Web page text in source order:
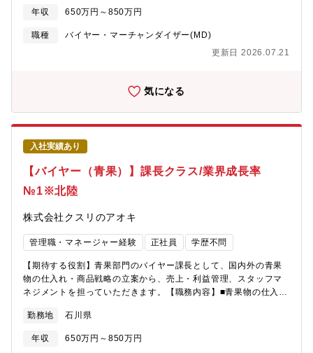
魚・水産物の仕入れ・交渉（国内外サプライヤーとの取引）■鮮魚
部門の売上・利益管理（担当規模：100億円クラス）■販売戦略の
企画立案（旬商材、加工品、寿司・刺身の展開）■鮮度管理基準の
力】■事業拡大期のため様々な職務とポストがございます。■成果
がい、その両立を実現できる働き方をご用意。3つの総合職区分か
ら自分に最適な働き方を選択できます。総合職区分は毎年変更の
申請が可能なためその時々のライフスタイルに合った働き方が可
能。
年収 650万円～850万円
職種
バイヤー・マーチャンダイザー(MD)
更新日 2026.07.21
気になる
入社実績あり
【バイヤー（青果）】課長クラス/業界成長率
№1※北陸
株式会社クスリのアオキ
管理職・マネージャー経験 正社員 学歴不問
【期待する役割】青果部門のバイヤー課長として、国内外の青果
物の仕入れ・商品戦略の立案から、売上・利益管理、スタッフマ
ネジメントを担っていただきます。【職務内容】■青果物の仕入
管理（担当規模：100億円クラス）■販売戦略の企画立案■鮮度管
理基準の策定と運用徹底■部門スタッフの教育・マネジメント【当
社の魅力】■事業拡大期のため様々な職務とポストがございます。
勤務地 石川県
年収 650万円～850万円